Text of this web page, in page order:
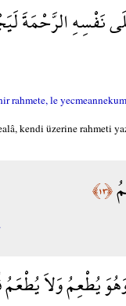
الرَّحْمَةَ
le
kendi üzerine rahmeti
﴿١٣﴾
يُطْعِمُ وَلاَ